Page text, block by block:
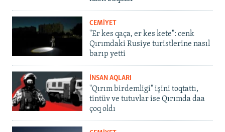
CEMİYET
"Er kes qaça, er kes kete": cenk
Qırımdaki Rusiye turistlerine nasıl
barıp yetti
İNSAN AQLARI
"Qırım birdemligi" işini toqtattı,
tintüv ve tutuvlar ise Qırımda daa
çoq oldı